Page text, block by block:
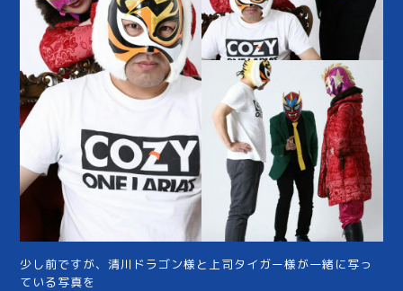
少し前ですが、清川ドラゴン様と上司タイガー様が一緒に写っ
ている写真を